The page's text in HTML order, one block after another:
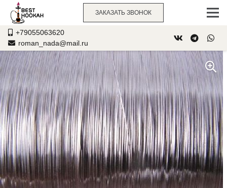
ЗАКАЗАТЬ ЗВОНОК
+79055063620
roman_nada@mail.ru